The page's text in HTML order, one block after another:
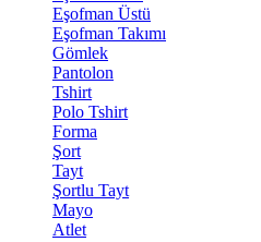
Eşofman Üstü
Eşofman Takımı
Gömlek
Pantolon
Tshirt
Polo Tshirt
Forma
Şort
Tayt
Şortlu Tayt
Mayo
Atlet